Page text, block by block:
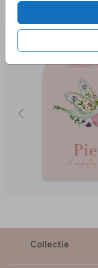
LEUK
Collectie